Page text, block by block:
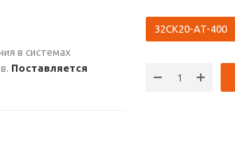
в системах
Поставляется
32CK20-AT-400